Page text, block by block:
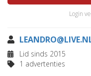
Login
Lid sinds 2015
1 advertenties